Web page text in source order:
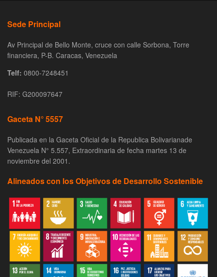
Sede Principal
Av Principal de Bello Monte, cruce con calle Sorbona, Torre
financiera, P-B. Caracas, Venezuela
Telf: 0800-7248451
RIF: G200097647
Gaceta N° 5557
Publicada en la Gaceta Oficial de la Republica Bolivarianade
Venezuela N° 5.557, Extraordinaria de fecha martes 13 de
noviembre del 2001.
Alineados con los Objetivos de Desarrollo Sostenible